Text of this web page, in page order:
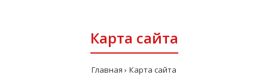
Карта сайта
Главная Карта сайта